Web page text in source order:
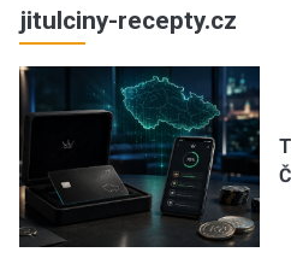
jitulciny-recepty.cz